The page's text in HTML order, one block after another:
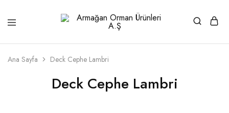
Orman
A.Ş
beri
ahşabın
adresi
Ana Sayfa Deck Cephe Lambri
Deck Cephe Lambri